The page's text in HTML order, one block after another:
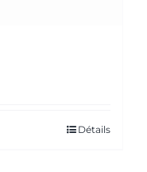
Détails